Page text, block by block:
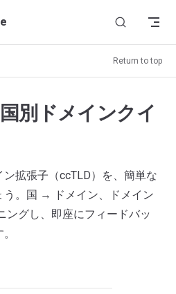
Return to top
別ドメインクイ
拡張子（ccTLD）を、簡単な
う。国 → ドメイン、ドメイン
グし、即座にフィードバッ